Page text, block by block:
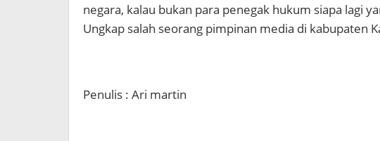
negara, kalau bukan para penegak hukum siapa lagi
Ungkap salah seorang pimpinan media di kabupaten
Penulis : Ari martin